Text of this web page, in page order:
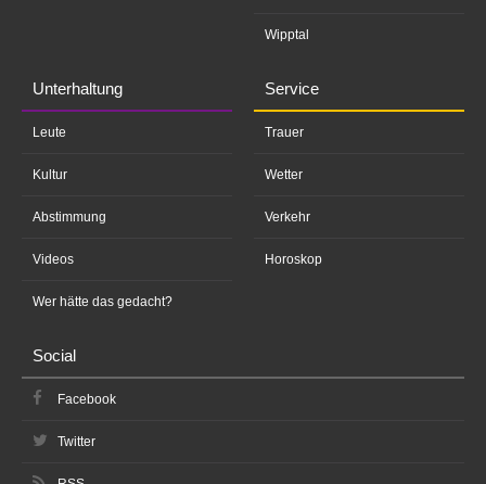
Wipptal
Unterhaltung
Leute
Kultur
Abstimmung
Videos
Wer hätte das gedacht?
Service
Trauer
Wetter
Verkehr
Horoskop
Social
Facebook
Twitter